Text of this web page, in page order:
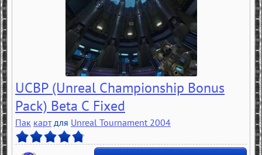
UCBP (Unreal Championship Bonus
Pack) Beta С Fixed
Пак картдля Unreal Tournament 2004